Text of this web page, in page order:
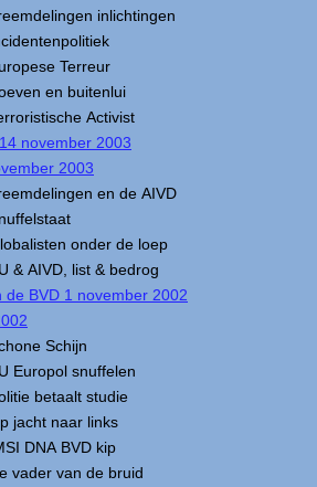
inlichtingen
Terreur
en buitenlui
Activist
november 2003
2003
en de AIVD
onder de loep
& AIVD, list & bedrog
de BVD 1 november 2002
Schijn
Europol snuffelen
betaalt studie
jacht naar links
DNA BVD kip
vader van de bruid